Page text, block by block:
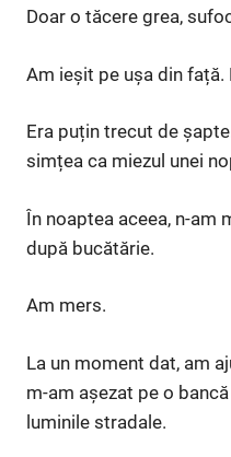
Doar o tăcere grea,
Am ieșit pe ușa din față.
Era puțin trecut de
simțea ca miezul unei
În noaptea aceea, n-am
după bucătărie.
Am mers.
La un moment dat, am
m-am așezat pe o
luminile stradale.